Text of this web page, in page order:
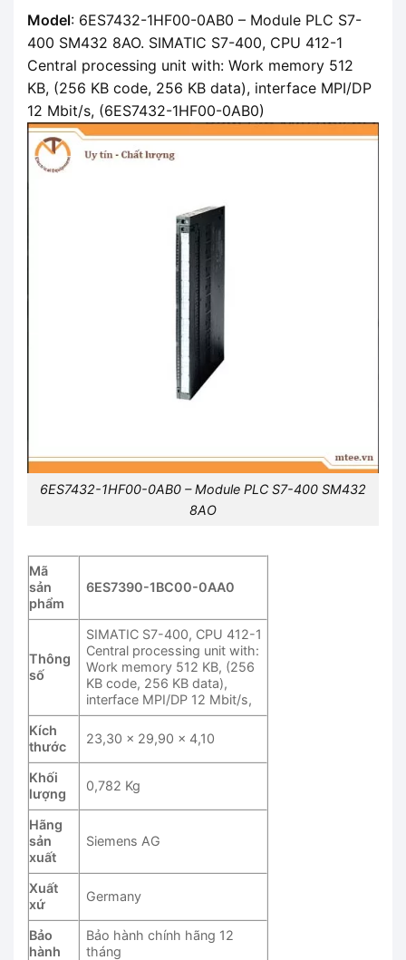
Model: 6ES7432-1HF00-0AB0 – Module PLC S7-
400 SM432 8AO. SIMATIC S7-400, CPU 412-1
Central processing unit with: Work memory 512
KB, (256 KB code, 256 KB data), interface MPI/DP
12 Mbit/s, (6ES7432-1HF00-0AB0)
6ES7432-1HF00-0AB0 – Module PLC S7-400 SM432
8AO
Mã
sản
phẩm
6ES7390-1BC00-0AA0
Thông
số
SIMATIC S7-400, CPU 412-1
Central processing unit with:
Work memory 512 KB, (256
KB code, 256 KB data),
interface MPI/DP 12 Mbit/s,
Kích
thước
23,30 x 29,90 x 4,10
Khối
lượng
0,782 Kg
Hãng
sản
xuất
Siemens AG
Xuất
xứ
Germany
Bảo
hành
Bảo hành chính hãng 12
tháng